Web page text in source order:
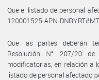
Que el listado de personal
120001525-APN-DNRYRT#MT.
Que las partes deberán
Resolución N° 207/20
modificatorias, en relación a
listado de personal afectado